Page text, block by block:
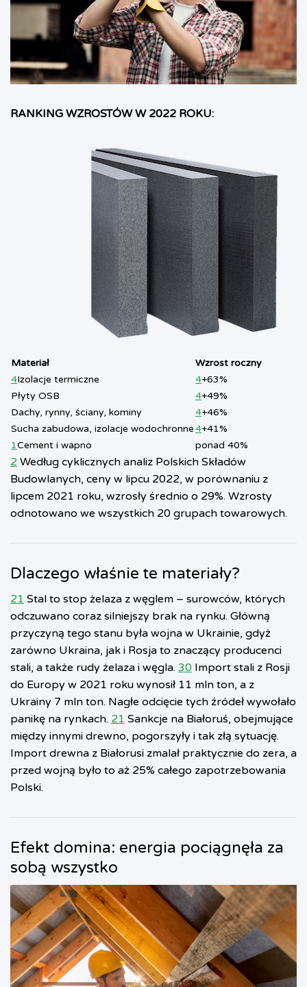
RANKING WZROSTÓW W 2022 ROKU:
Materiał
Wzrost roczny
4Izolacje termiczne 4+63%
Płyty OSB
4+49%
Dachy, rynny, ściany, kominy
4+46%
Sucha zabudowa, izolacje wodochronne4+41%
1Cement i wapno ponad 40%
2 Według cyklicznych analiz Polskich Składów
Budowlanych, ceny w lipcu 2022, w porównaniu z
lipcem 2021 roku, wzrosły średnio o 29%. Wzrosty
odnotowano we wszystkich 20 grupach towarowych.
Dlaczego właśnie te materiały?
21 Stal to stop żelaza z węglem – surowców, których
odczuwano coraz silniejszy brak na rynku. Główną
przyczyną tego stanu była wojna w Ukrainie, gdyż
zarówno Ukraina, jak i Rosja to znaczący producenci
stali, a także rudy żelaza i węgla. 30 Import stali z Rosji
do Europy w 2021 roku wynosił 11 mln ton, a z
Ukrainy 7 mln ton. Nagłe odcięcie tych źródeł wywołało
panikę na rynkach. 21 Sankcje na Białoruś, obejmujące
między innymi drewno, pogorszyły i tak złą sytuację.
Import drewna z Białorusi zmalał praktycznie do zera, a
przed wojną było to aż 25% całego zapotrzebowania
Polski.
Efekt domina: energia pociągnęła za
sobą wszystko